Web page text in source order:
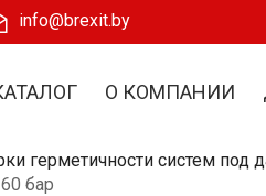
info@brexit.by
О КОМПАНИИ
герметичности систем под
бар